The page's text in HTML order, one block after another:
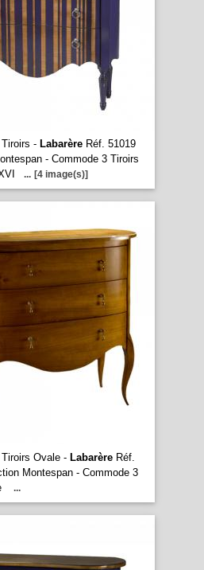
- LabarèreRéf. 51019
- Commode 3 Tiroirs
... [4 image(s)]
Ovale - LabarèreRéf.
Montespan - Commode 3
...